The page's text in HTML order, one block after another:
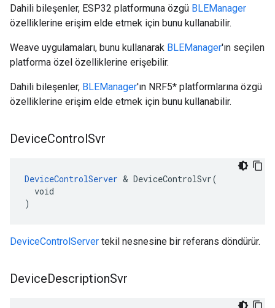
Dahili bileşenler, ESP32 platformuna özgü BLEManager
özelliklerine erişim elde etmek için bunu kullanabilir.
Weave uygulamaları, bunu kullanarak BLEManager'ın seçilen
platforma özel özelliklerine erişebilir.
Dahili bileşenler, BLEManager'ın NRF5* platformlarına özgü
özelliklerine erişim elde etmek için bunu kullanabilir.
DeviceControlSvr
DeviceControlServer & DeviceControlSvr(
  void
)
DeviceControlServer tekil nesnesine bir referans döndürür.
DeviceDescriptionSvr